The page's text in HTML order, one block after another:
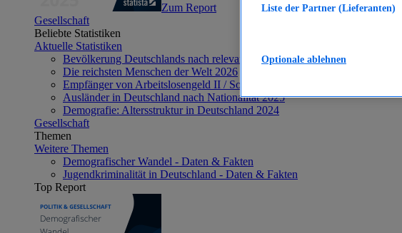
Zum Report
Gesellschaft
Beliebte Statistiken
Aktuelle Statistiken
Bevölkerung Deutschlands nach relevanten Altersgruppen 2024
Die reichsten Menschen der Welt 2026
Empfänger von Arbeitslosengeld II / Sozialgeld / Bürgergeld in
Ausländer in Deutschland nach Nationalität 2025
Demografie: Altersstruktur in Deutschland 2024
Gesellschaft
Themen
Weitere Themen
Demografischer Wandel - Daten & Fakten
Jugendkriminalität in Deutschland - Daten & Fakten
Top Report
Liste der Partner (Lieferanten)
Optionale ablehnen